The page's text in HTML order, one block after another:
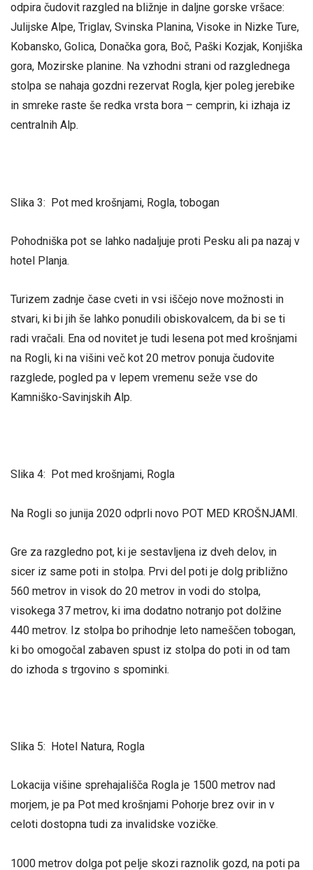
odpira čudovit razgled na bližnje in daljne gorske vršace:
Julijske Alpe, Triglav, Svinska Planina, Visoke in Nizke Ture,
Kobansko, Golica, Donačka gora, Boč, Paški Kozjak, Konjiška
gora, Mozirske planine. Na vzhodni strani od razglednega
stolpa se nahaja gozdni rezervat Rogla, kjer poleg jerebike
in smreke raste še redka vrsta bora – cemprin, ki izhaja iz
centralnih Alp.
Slika 3: Pot med krošnjami, Rogla, tobogan
Pohodniška pot se lahko nadaljuje proti Pesku ali pa nazaj v
hotel Planja.
Turizem zadnje čase cveti in vsi iščejo nove možnosti in
stvari, ki bi jih še lahko ponudili obiskovalcem, da bi se ti
radi vračali. Ena od novitet je tudi lesena pot med krošnjami
na Rogli, ki na višini več kot 20 metrov ponuja čudovite
razglede, pogled pa v lepem vremenu seže vse do
Kamniško-Savinjskih Alp.
Slika 4: Pot med krošnjami, Rogla
Na Rogli so junija 2020 odprli novo POT MED KROŠNJAMI.
Gre za razgledno pot, ki je sestavljena iz dveh delov, in
sicer iz same poti in stolpa. Prvi del poti je dolg približno
560 metrov in visok do 20 metrov in vodi do stolpa,
visokega 37 metrov, ki ima dodatno notranjo pot dolžine
440 metrov. Iz stolpa bo prihodnje leto nameščen tobogan,
ki bo omogočal zabaven spust iz stolpa do poti in od tam
do izhoda s trgovino s spominki.
Slika 5: Hotel Natura, Rogla
Lokacija višine sprehajališča Rogla je 1500 metrov nad
morjem, je pa Pot med krošnjami Pohorje brez ovir in v
celoti dostopna tudi za invalidske vozičke.
1000 metrov dolga pot pelje skozi raznolik gozd, na poti pa